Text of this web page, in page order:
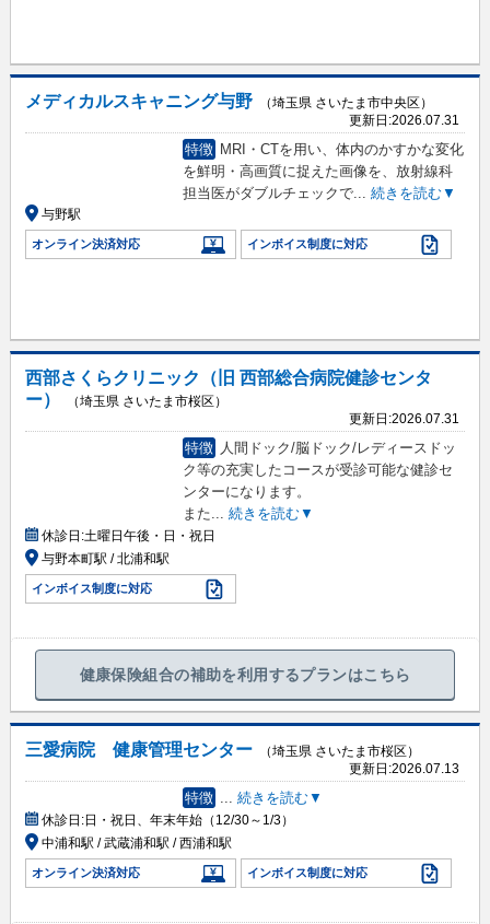
メディカルスキャニング与野
（埼玉県 さいたま市中央区）
更新日:2026.07.31
特徴 MRI・CTを用い、体内のかすかな変化
を鮮明・高画質に捉えた画像を、放射線科
担当医がダブルチェックで... 続きを読む▼
与野駅
オンライン決済対応 インボイス制度に対応
西部さくらクリニック（旧 西部総合病院健診センタ
ー）
（埼玉県 さいたま市桜区）
更新日:2026.07.31
特徴
人間ドック/脳ドック/レディースドッ
ク等の充実したコースが受診可能な健診セ
ンターになります。
また
続きを読む▼
休診日:土曜日午後・日・祝日
与野本町駅 / 北浦和駅
インボイス制度に対応
健康保険組合の補助を利用するプランはこちら
三愛病院 健康管理センター
（埼玉県 さいたま市桜区）
更新日:2026.07.13
特徴 続きを読む▼
休診日:日・祝日、年末年始（12/30～1/3）
中浦和駅 / 武蔵浦和駅 / 西浦和駅
オンライン決済対応 インボイス制度に対応